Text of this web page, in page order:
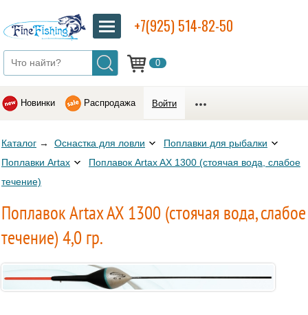
0
+7(925) 514-82-50
Новинки Распродажа Войти
Каталог → Оснастка для ловли
Поплавки для рыбалки
Поплавки Artax
Поплавок Artax AX 1300 (стоячая вода, слабое
течение)
Поплавок Artax AX 1300 (стоячая вода, слабое
течение) 4,0 гр.